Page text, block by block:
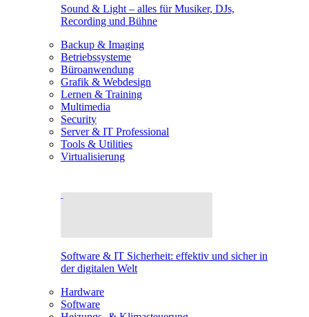
Sound & Light – alles für Musiker, DJs,
Recording und Bühne
Backup & Imaging
Betriebssysteme
Büroanwendung
Grafik & Webdesign
Lernen & Training
Multimedia
Security
Server & IT Professional
Tools & Utilities
Virtualisierung
Software & IT Sicherheit: effektiv und sicher in
der digitalen Welt
Hardware
Software